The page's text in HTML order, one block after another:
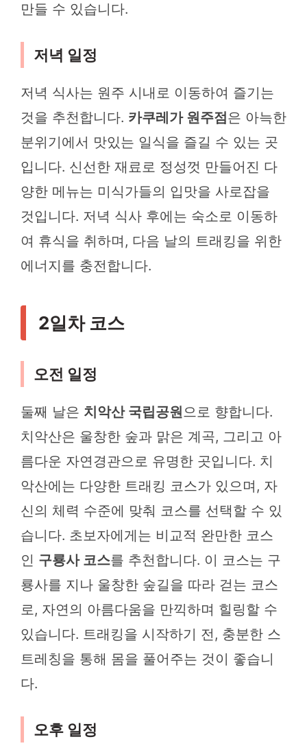
만들 수 있습니다.
저녁 일정
저녁 식사는 원주 시내로 이동하여 즐기는
것을 추천합니다. 카쿠레가 원주점은 아늑한
분위기에서 맛있는 일식을 즐길 수 있는 곳
입니다. 신선한 재료로 정성껏 만들어진 다
양한 메뉴는 미식가들의 입맛을 사로잡을
것입니다. 저녁 식사 후에는 숙소로 이동하
여 휴식을 취하며, 다음 날의 트래킹을 위한
에너지를 충전합니다.
2일차 코스
오전 일정
둘째 날은 치악산 국립공원으로 향합니다.
치악산은 울창한 숲과 맑은 계곡, 그리고 아
름다운 자연경관으로 유명한 곳입니다. 치
악산에는 다양한 트래킹 코스가 있으며, 자
신의 체력 수준에 맞춰 코스를 선택할 수 있
습니다. 초보자에게는 비교적 완만한 코스
인 구룡사 코스를 추천합니다. 이 코스는 구
룡사를 지나 울창한 숲길을 따라 걷는 코스
로, 자연의 아름다움을 만끽하며 힐링할 수
있습니다. 트래킹을 시작하기 전, 충분한 스
트레칭을 통해 몸을 풀어주는 것이 좋습니
다.
오후 일정